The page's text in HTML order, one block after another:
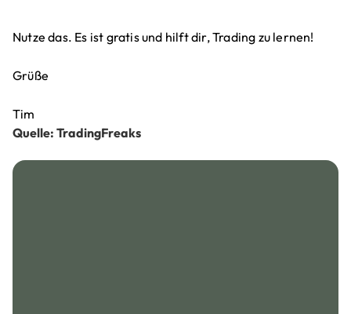
Nutze das. Es ist gratis und hilft dir, Trading zu lernen!
Grüße
Tim
Quelle: TradingFreaks